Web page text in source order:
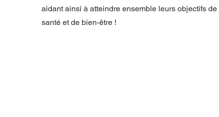
aidant ainsi à atteindre ensemble leurs objectifs de
santé et de bien-être !